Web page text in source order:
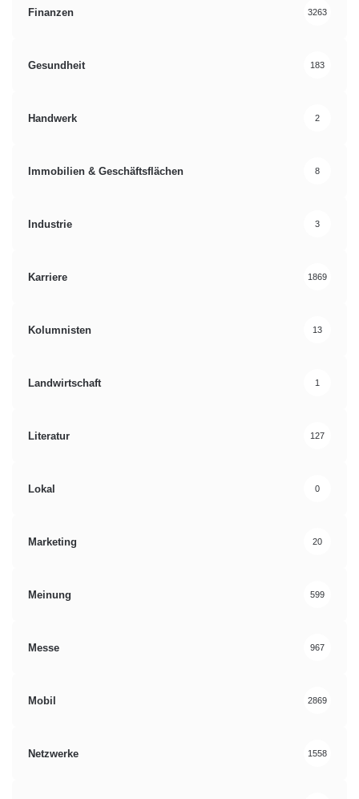
Finanzen 3263
Gesundheit 183
Handwerk 2
Immobilien & Geschäftsflächen 8
Industrie 3
Karriere 1869
Kolumnisten 13
Landwirtschaft 1
Literatur 127
Lokal 0
Marketing 20
Meinung 599
Messe 967
Mobil 2869
Netzwerke 1558